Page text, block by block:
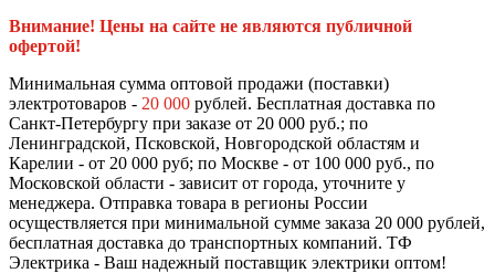
Внимание! Цены на сайте не являются публичной
офертой!
Минимальная сумма оптовой продажи (поставки)
электротоваров - 20 000 рублей. Бесплатная доставка по
Санкт-Петербургу при заказе от 20 000 руб.; по
Ленинградской, Псковской, Новгородской областям и
Карелии - от 20 000 руб; по Москве - от 100 000 руб., по
Московской области - зависит от города, уточните у
менеджера. Отправка товара в регионы России
осуществляется при минимальной сумме заказа 20 000 рублей,
бесплатная доставка до транспортных компаний. ТФ
Электрика - Ваш надежный поставщик электрики оптом!